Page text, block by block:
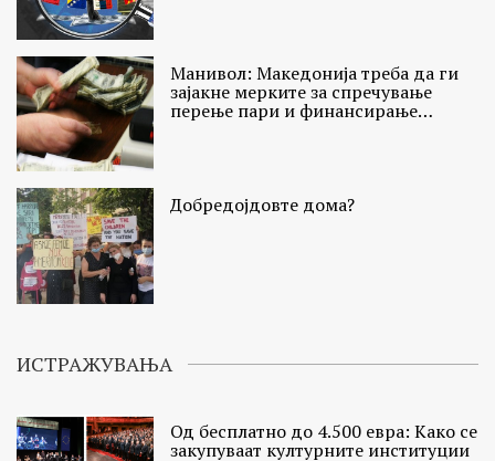
Манивол: Македонија треба да ги
зајакне мерките за спречување
перење пари и финансирање
Добредојдовте дома?
ИСТРАЖУВАЊА
Од бесплатно до 4.500 евра: Како се
закупуваат културните институции